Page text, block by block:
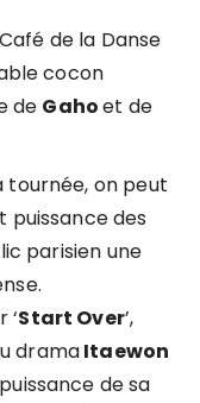
de la Danse
cocon
de Gahoet de
tournée, on peut
puissance des
parisien une
‘Start Over’,
dramaItaewon
de sa